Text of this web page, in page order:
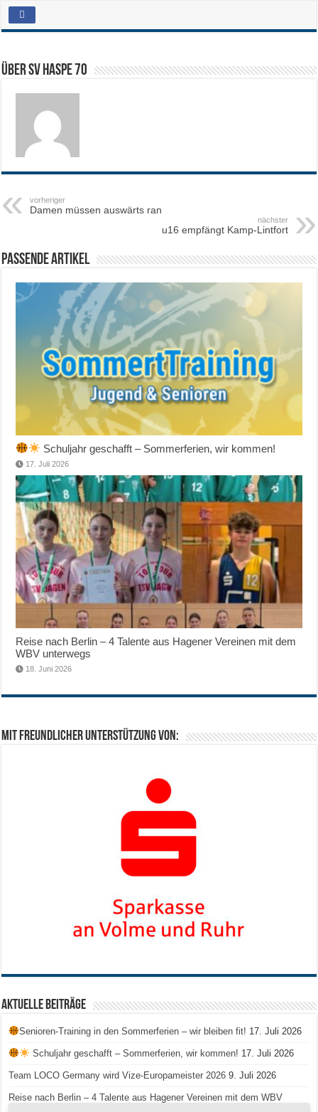
Über SV HASPE 70
vorheriger
Damen müssen auswärts ran
nächster
u16 empfängt Kamp-Lintfort
Passende Artikel
Schuljahr geschafft – Sommerferien, wir kommen!
17. Juli 2026
Reise nach Berlin – 4 Talente aus Hagener Vereinen mit dem
WBV unterwegs
18. Juni 2026
Mit freundlicher Unterstützung von:
Aktuelle Beiträge
Senioren-Training in den Sommerferien – wir bleiben fit! 17. Juli 2026
Schuljahr geschafft – Sommerferien, wir kommen! 17. Juli 2026
Team LOCO Germany wird Vize-Europameister 2026 9. Juli 2026
Reise nach Berlin – 4 Talente aus Hagener Vereinen mit dem WBV